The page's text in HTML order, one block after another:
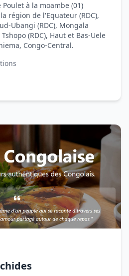
à la moambe (01)
région de l'Equateur (RDC),
Ubangi (RDC), Mongala
Tshopo (RDC), Haut et Bas-Uele
Congo-Central.